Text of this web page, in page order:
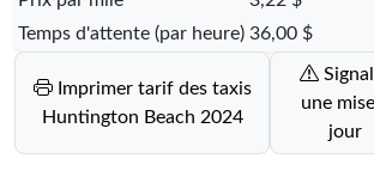
Temps d'attente (par heure) 36,00 $
Imprimer tarif des taxis
Huntington Beach 2024
Signaler
une
jour